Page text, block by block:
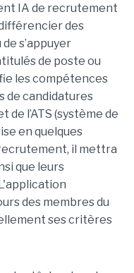
IA de recrutement
des
s’appuyer
de poste ou
les compétences
de candidatures
l’ATS (système de
en quelques
il mettra
que leurs
des membres du
ses critères